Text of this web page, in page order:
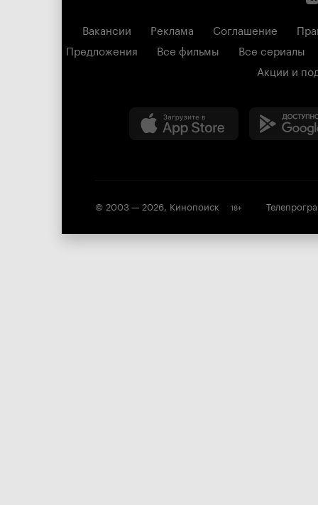
Вакансии Реклама Соглашение
Предложения
Все фильмы
Все сериалы
Акции и
© 2003 — 2026, Кинопоиск 18+